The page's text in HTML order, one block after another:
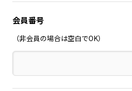
会員番号
（非会員の場合は空白でOK）